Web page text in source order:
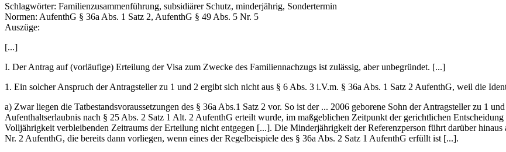
Schlagwörter: Familienzusammenführung, subsidiärer Schutz, minderjährig, Sondertermin
Normen: AufenthG § 36a Abs. 1 Satz 2, AufenthG § 49 Abs. 5 Nr. 5
Auszüge:
[...]
I. Der Antrag auf (vorläufige) Erteilung der Visa zum Zwecke des Familiennachzugs ist zulässig, aber unbegründet. [...]
1. Ein solcher Anspruch der Antragsteller zu 1 und 2 ergibt sich nicht aus § 6 Abs. 3 i.V.m. § 36a Abs. 1 Satz 2 AufenthG, weil die
a) Zwar liegen die Tatbestandsvoraussetzungen des § 36a Abs.1 Satz 2 vor. So ist der ... 2006 geborene Sohn der Antragsteller zu 1
Aufenthaltserlaubnis nach § 25 Abs. 2 Satz 1 Alt. 2 AufenthG erteilt wurde, im maßgeblichen Zeitpunkt der gerichtlichen
Volljährigkeit verbleibenden Zeitraums der Erteilung nicht entgegen [...]. Die Minderjährigkeit der Referenzperson führt darüber
Nr. 2 AufenthG, die bereits dann vorliegen, wenn eines der Regelbeispiele des § 36a Abs. 2 Satz 1 AufenthG erfüllt ist [...].